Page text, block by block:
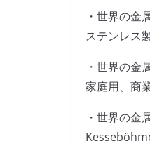
・世界の金
ステンレス
・世界の金
家庭用、商
・世界の金